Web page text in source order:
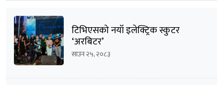
टिभिएसको नयाँ इलेक्ट्रिक स्कुटर
‘अरबिटर’
साउन २५, २०८३